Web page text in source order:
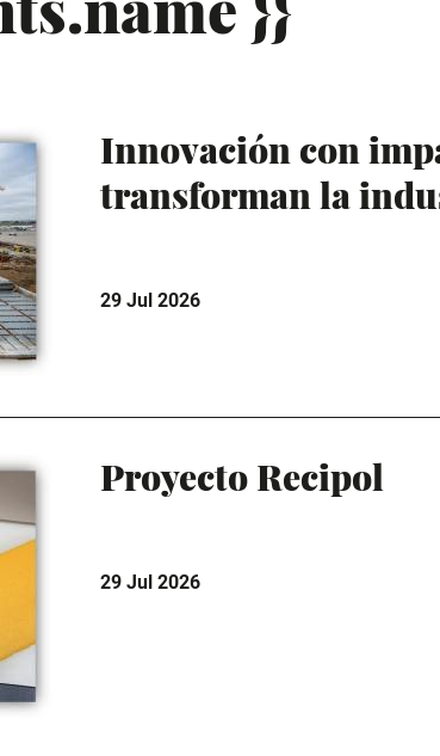
Innovación con
transforman la
29 Jul 2026
Proyecto Recipol
29 Jul 2026